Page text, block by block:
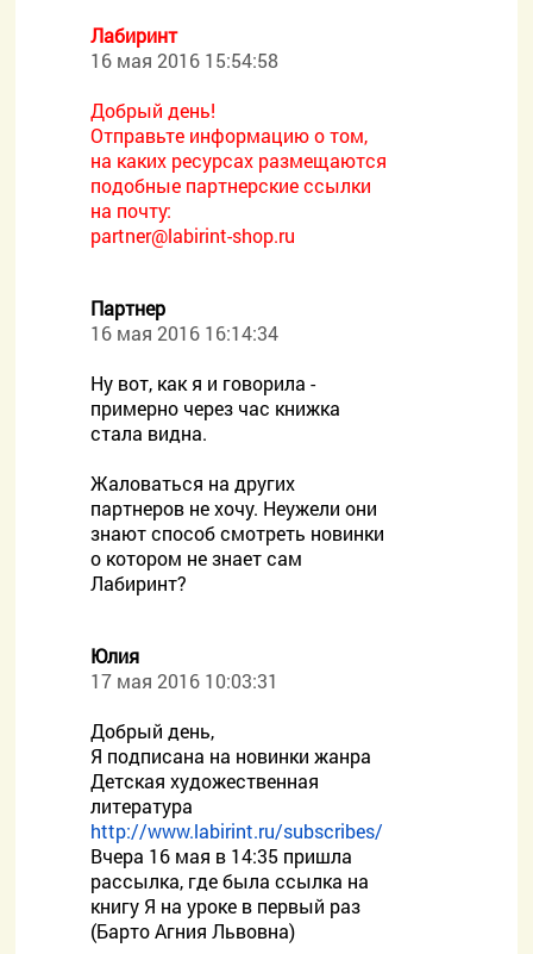
Лабиринт
16 мая 2016 15:54:58
Добрый день!
Отправьте информацию о том,
на каких ресурсах размещаются
подобные партнерские ссылки
на почту:
partner@labirint-shop.ru
Партнер
16 мая 2016 16:14:34
Ну вот, как я и говорила -
примерно через час книжка
стала видна.
Жаловаться на других
партнеров не хочу. Неужели они
знают способ смотреть новинки
о котором не знает сам
Лабиринт?
Юлия
17 мая 2016 10:03:31
Добрый день,
Я подписана на новинки жанра
Детская художественная
литература
http://www.labirint.ru/subscribes/
Вчера 16 мая в 14:35 пришла
рассылка, где была ссылка на
книгу Я на уроке в первый раз
(Барто Агния Львовна)